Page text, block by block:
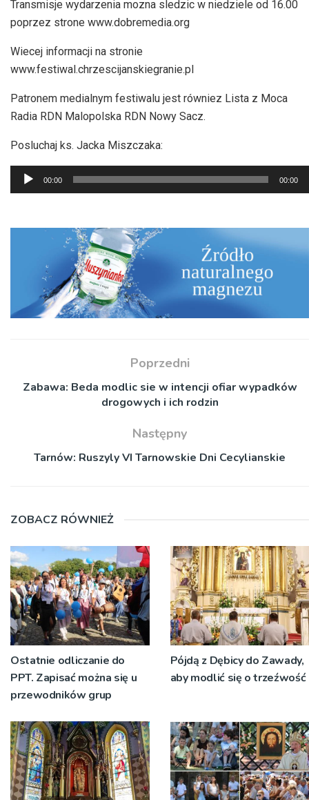
Transmisje wydarzenia mozna sledzic w niedziele od 16.00
poprzez strone www.dobremedia.org
Wiecej informacji na stronie
www.festiwal.chrzescijanskiegranie.pl
Patronem medialnym festiwalu jest równiez Lista z Moca
Radia RDN Malopolska RDN Nowy Sacz.
Posluchaj ks. Jacka Miszczaka:
Odtwarzacz
plików
00:00 00:00
Poprzedni
Zabawa: Beda modlic sie w intencji ofiar wypadków
drogowych i ich rodzin
Następny
Tarnów: Ruszyly VI Tarnowskie Dni Cecylianskie
ZOBACZ RÓWNIEŻ
Ostatnie odliczanie do
PPT. Zapisać można się u
przewodników grup
Pójdą z Dębicy do Zawady,
aby modlić się o trzeźwość